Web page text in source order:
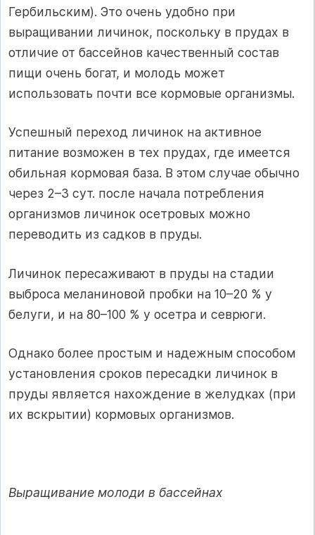
Гербильским). Это очень удобно при
выращивании личинок, поскольку в прудах в
отличие от бассейнов качественный состав
пищи очень богат, и молодь может
использовать почти все кормовые организмы.
Успешный переход личинок на активное
питание возможен в тех прудах, где имеется
обильная кормовая база. В этом случае обычно
через 2–3 сут. после начала потребления
организмов личинок осетровых можно
переводить из садков в пруды.
Личинок пересаживают в пруды на стадии
выброса меланиновой пробки на 10–20 % у
белуги, и на 80–100 % у осетра и севрюги.
Однако более простым и надежным способом
установления сроков пересадки личинок в
пруды является нахождение в желудках (при
их вскрытии) кормовых организмов.
Выращивание молоди в бассейнах